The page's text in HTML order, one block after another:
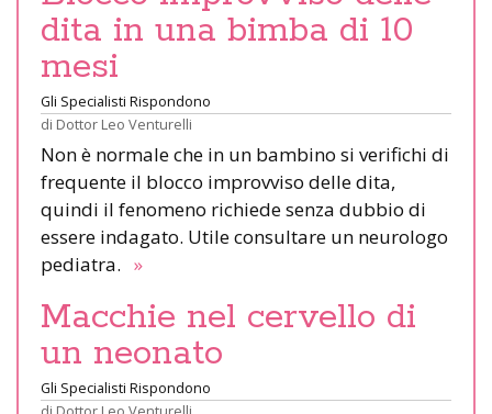
dita in una bimba di 10
mesi
Gli Specialisti Rispondono
di Dottor Leo Venturelli
Non è normale che in un bambino si verifichi di
frequente il blocco improvviso delle dita,
quindi il fenomeno richiede senza dubbio di
essere indagato. Utile consultare un neurologo
pediatra. »
Macchie nel cervello di
un neonato
Gli Specialisti Rispondono